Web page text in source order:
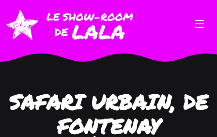
SAFARI URBAIN, DE
FONTENAY